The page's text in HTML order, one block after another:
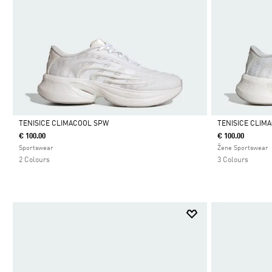
Da
TENISICE CLIMACOOL SPW
€ 100.00
Sportswear
2 Colours
Da
TENISICE
€ 100.00
Žene Sportswear
3 Colours